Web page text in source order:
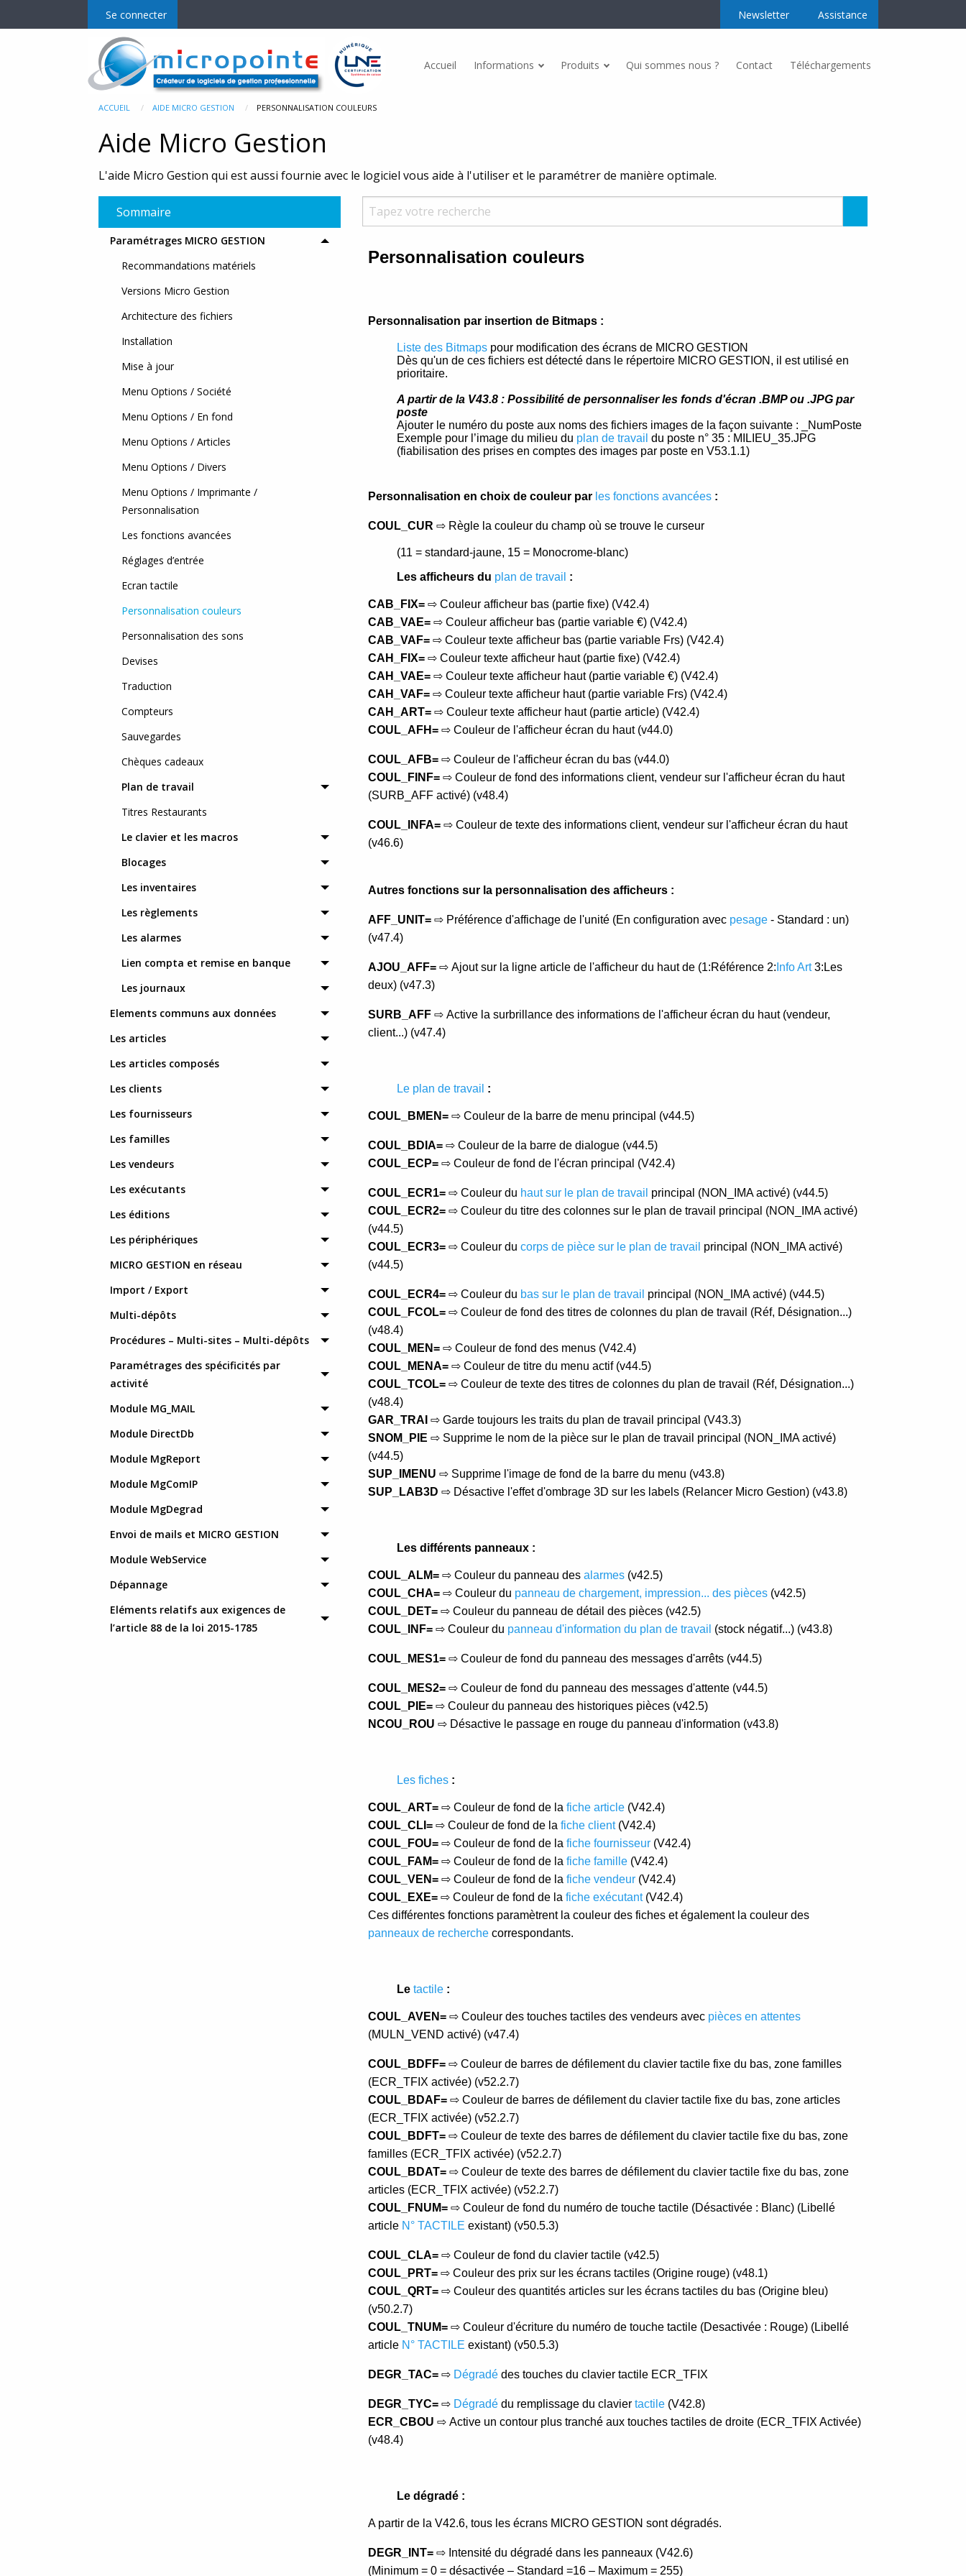
Se connecter Newsletter Assistance
Accueil Informations
Facturation électronique
Produits
Micro Gestion
La gamme
Fonctionnalités et prix
Modules
E-Commerce Mg@BtoB BtoC
MgPDA Inventaire Android
MgMail
Etiquettes
Dématérialisation des tickets
Regroupement producteur
Qui sommes nous ? Contact Téléchargements
ACCUEIL AIDE MICRO GESTION PERSONNALISATION COULEURS
Aide Micro Gestion
L'aide Micro Gestion qui est aussi fournie avec le logiciel vous aide à l'utiliser et le paramétrer de manière optimale.
Sommaire
Paramétrages MICRO GESTION
Recommandations matériels
Versions Micro Gestion
Architecture des fichiers
Installation
Mise à jour
Menu Options / Société
Menu Options / En fond
Menu Options / Articles
Menu Options / Divers
Menu Options / Imprimante /
Personnalisation
Les fonctions avancées
Réglages d’entrée
Ecran tactile
Personnalisation couleurs
Personnalisation des sons
Devises
Traduction
Compteurs
Sauvegardes
Chèques cadeaux
Plan de travail
Titres Restaurants
Le clavier et les macros
Blocages
Les inventaires
Les règlements
Les alarmes
Lien compta et remise en banque
Les journaux
Elements communs aux données
Les articles
Les articles composés
Les clients
Les fournisseurs
Les familles
Les vendeurs
Les exécutants
Les éditions
Les périphériques
MICRO GESTION en réseau
Import / Export
Multi-dépôts
Procédures – Multi-sites – Multi-dépôts
Paramétrages des spécificités par
activité
Module MG_MAIL
Module DirectDb
Module MgReport
Module MgComIP
Module MgDegrad
Envoi de mails et MICRO GESTION
Module WebService
Dépannage
Eléments relatifs aux exigences de
l’article 88 de la loi 2015-1785